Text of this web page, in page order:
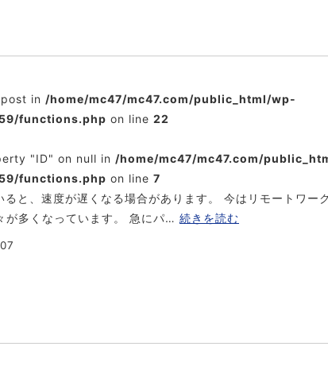
in /home/mc47/mc47.com/public_html/wp-
functions.php on line 22
"ID" on null in /home/mc47/mc47.com/
functions.php on line 7
と、速度が遅くなる場合があります。 今はリモートワー
が多くなっています。 急にパ… 続きを読む